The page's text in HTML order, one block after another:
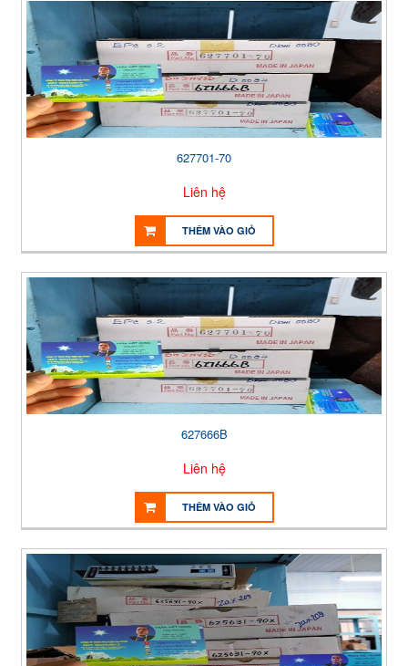
627701-70
Liên hệ
THÊM VÀO GIỎ
627666B
Liên hệ
THÊM VÀO GIỎ